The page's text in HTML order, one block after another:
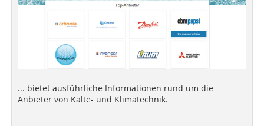
... bietet ausführliche Informationen rund um die
Anbieter von Kälte- und Klimatechnik.